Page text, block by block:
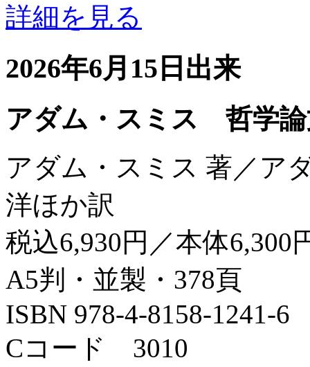
詳細を見る
2026年6月15日出来
アダム・スミス 哲学論
アダム・スミス 著／ア
洋ほか訳
税込6,930円／本体6,300
A5判・並製・378頁
ISBN 978-4-8158-1241-6
Cコード 3010